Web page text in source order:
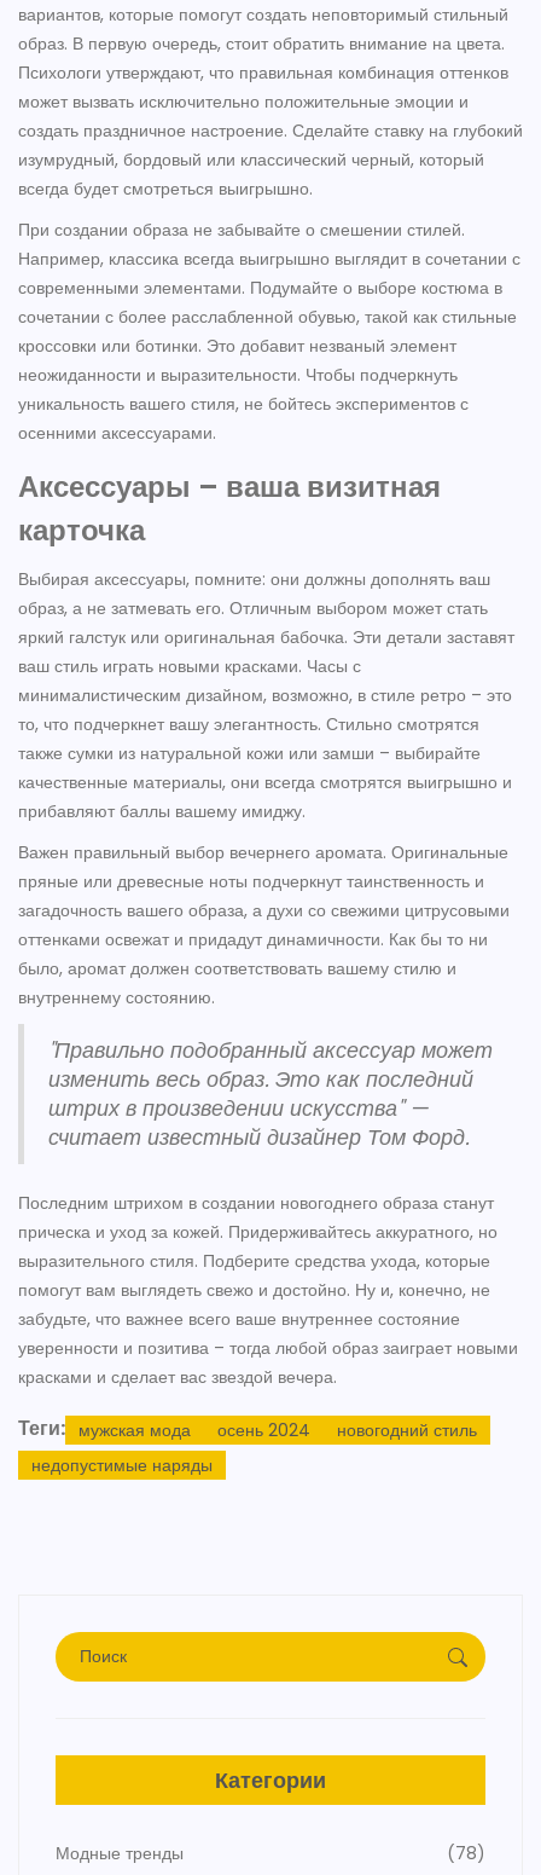
вариантов, которые помогут создать неповторимый стильный
образ. В первую очередь, стоит обратить внимание на цвета.
Психологи утверждают, что правильная комбинация оттенков
может вызвать исключительно положительные эмоции и
создать праздничное настроение. Сделайте ставку на глубокий
изумрудный, бордовый или классический черный, который
всегда будет смотреться выигрышно.
При создании образа не забывайте о смешении стилей.
Например, классика всегда выигрышно выглядит в сочетании с
современными элементами. Подумайте о выборе костюма в
сочетании с более расслабленной обувью, такой как стильные
кроссовки или ботинки. Это добавит незваный элемент
неожиданности и выразительности. Чтобы подчеркнуть
уникальность вашего стиля, не бойтесь экспериментов с
осенними аксессуарами.
Аксессуары – ваша визитная
карточка
Выбирая аксессуары, помните: они должны дополнять ваш
образ, а не затмевать его. Отличным выбором может стать
яркий галстук или оригинальная бабочка. Эти детали заставят
ваш стиль играть новыми красками. Часы с
минималистическим дизайном, возможно, в стиле ретро – это
то, что подчеркнет вашу элегантность. Стильно смотрятся
также сумки из натуральной кожи или замши – выбирайте
качественные материалы, они всегда смотрятся выигрышно и
прибавляют баллы вашему имиджу.
Важен правильный выбор вечернего аромата. Оригинальные
пряные или древесные ноты подчеркнут таинственность и
загадочность вашего образа, а духи со свежими цитрусовыми
оттенками освежат и придадут динамичности. Как бы то ни
было, аромат должен соответствовать вашему стилю и
внутреннему состоянию.
"Правильно подобранный аксессуар может
изменить весь образ. Это как последний
штрих в произведении искусства" —
считает известный дизайнер Том Форд.
Последним штрихом в создании новогоднего образа станут
прическа и уход за кожей. Придерживайтесь аккуратного, но
выразительного стиля. Подберите средства ухода, которые
помогут вам выглядеть свежо и достойно. Ну и, конечно, не
забудьте, что важнее всего ваше внутреннее состояние
уверенности и позитива – тогда любой образ заиграет новыми
красками и сделает вас звездой вечера.
Теги: мужская мода осень 2024
новогодний стиль
недопустимые наряды
Категории
Модные тренды (78)